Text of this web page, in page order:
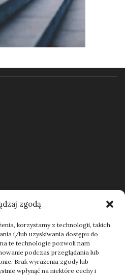
zgodą
korzystamy z technologii, takich
i/lub uzyskiwania dostępu do
te technologie pozwoli nam
podczas przeglądania lub
Brak wyrażenia zgody lub
wpłynąć na niektóre cechy i